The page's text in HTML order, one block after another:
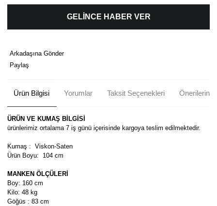
GELİNCE HABER VER
Arkadaşına Gönder
Paylaş
Ürün Bilgisi Yorumlar Taksit Seçenekleri Önerileriniz
ÜRÜN VE KUMAŞ BİLGİSİ
ürünlerimiz ortalama 7 iş günü içerisinde kargoya teslim edilmektedir.
Kumaş : Viskon-Saten
Ürün Boyu: 104 cm
MANKEN ÖLÇÜLERİ
Boy: 160 cm
Kilo: 48 kg
Göğüs : 83 cm